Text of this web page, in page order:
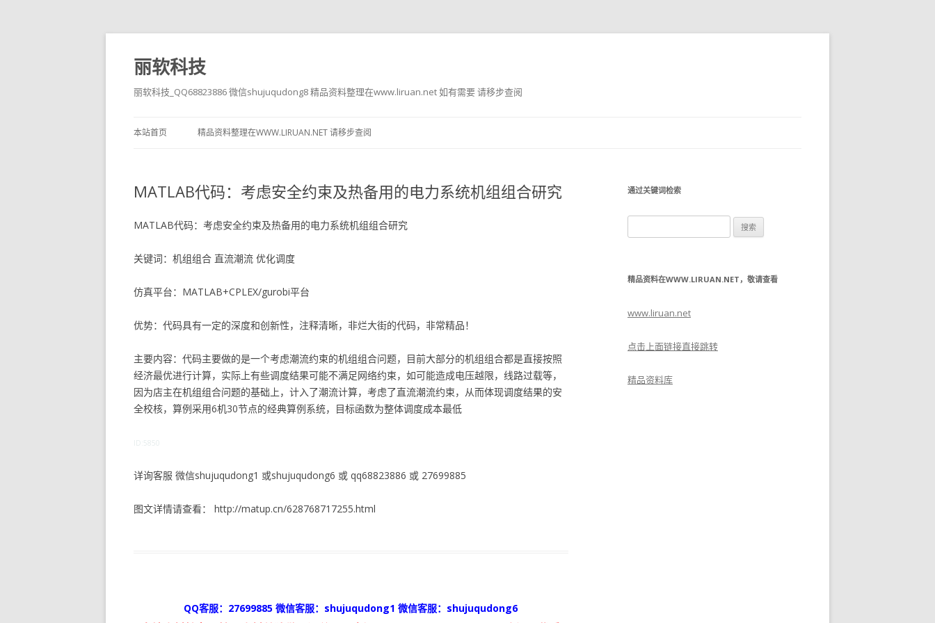
丽软科技
丽软科技_QQ68823886 微信shujuqudong8 精品资料整理在www.liruan.net 如有需要 请移步查阅
本站首页 精品资料整理在WWW.LIRUAN.NET 请移步查阅
MATLAB代码：考虑安全约束及热备用的电力系统机组组合研究
MATLAB代码：考虑安全约束及热备用的电力系统机组组合研究
关键词：机组组合 直流潮流 优化调度
仿真平台：MATLAB+CPLEX/gurobi平台
优势：代码具有一定的深度和创新性，注释清晰，非烂大街的代码，非常精品！
主要内容：代码主要做的是一个考虑潮流约束的机组组合问题，目前大部分的机组组合都是直接按照
经济最优进行计算，实际上有些调度结果可能不满足网络约束，如可能造成电压越限，线路过载等，
因为店主在机组组合问题的基础上，计入了潮流计算，考虑了直流潮流约束，从而体现调度结果的安
全校核，算例采用6机30节点的经典算例系统，目标函数为整体调度成本最低
ID:5850
详询客服 微信shujuqudong1 或shujuqudong6 或 qq68823886 或 27699885
图文详情请查看： http://matup.cn/628768717255.html
QQ客服：27699885 微信客服：shujuqudong1 微信客服：shujuqudong6
通过关键词检索
索：
精品资料在WWW.LIRUAN.NET，敬请查看
www.liruan.net
点击上面链接直接跳转
精品资料库